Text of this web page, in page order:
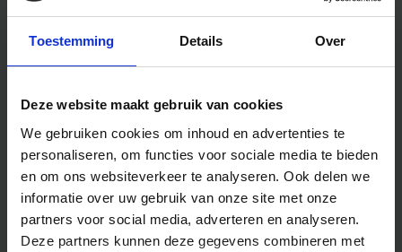
Toestemming Details Over
Deze website maakt gebruik van cookies
We gebruiken cookies om inhoud en advertenties te
personaliseren, om functies voor sociale media te bieden
en om ons websiteverkeer te analyseren. Ook delen we
informatie over uw gebruik van onze site met onze
partners voor social media, adverteren en analyseren.
Deze partners kunnen deze gegevens combineren met